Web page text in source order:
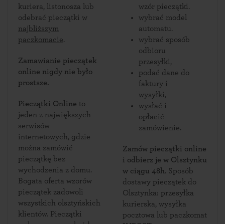
kuriera, listonosza lub
odebrać pieczątki w
najbliższym
paczkomacie.
Zamawianie pieczątek
online nigdy nie było
prostsze.
Pieczątki Online to
jeden z największych
serwisów
internetowych, gdzie
można zamówić
pieczątkę bez
wychodzenia z domu.
Bogata oferta wzorów
pieczątek zadowoli
wszystkich olsztyńskich
klientów. Pieczątki
wzór pieczątki.
wybrać model
automatu.
wybrać sposób
odbioru
przesyłki,
podać dane do
faktury i
wysyłki,
wysłać i
opłacić
zamówienie.
Zamów pieczątki online
i odbierz je w Olsztynku
w ciągu 48h. Sposób
dostawy pieczątek do
Olsztynka: przesyłka
kurierska, wysyłka
pocztowa lub paczkomat